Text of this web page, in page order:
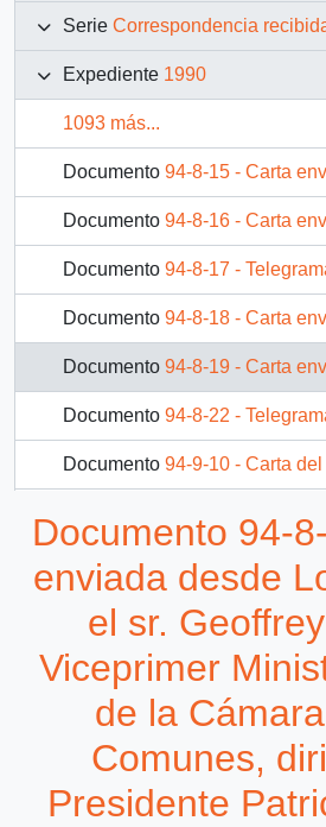
Serie Correspondencia
Expediente 1990
1093 más...
Documento 94-8-15 - Carta enviada desde Lima por el sr. Fernando Belaúnde
Documento 94-8-16 - Carta enviada desde Lima por Mario Vargas Llosa, escritor y
Documento 94-8-17 - Telegrama enviado desde Lima por el sr. Jorge Capriata, Subdirector General
Documento 94-8-18 - Carta enviada desde Londres por la parlamentaria británica Gwyneth
Documento 94-8-19 - Carta enviada desde Londres por el sr. Geoffrey Howe, Viceprimer
Documento 94-8-22 - Telegrama enviado desde Santo Domingo por Dunja Pastizzi-Ferencic, directora del Instituto Internacional de Investigaciones y
Documento 94-9-10 - Carta del Obispo Emérito de Puerto Montt, Monseñor Ramón Munita
Documento 95-5-3 - Carta desde Buenos Aires, del sr. Raúl R. Alfonsín, dirigida
17 más...
Documento 94-
enviada desde
el sr.
Viceprimer
de la
Comunes,
Presidente